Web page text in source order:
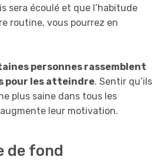
sera écoulé et que l’habitude
routine, vous pourrez en
personnes rassemblent
pour les atteindre. Sentir qu’ils
plus saine dans tous les
leur motivation.
de fond